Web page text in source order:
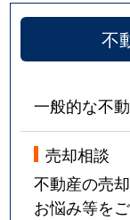
不
一般的な不
売却相談
不動産の売
お悩み等を